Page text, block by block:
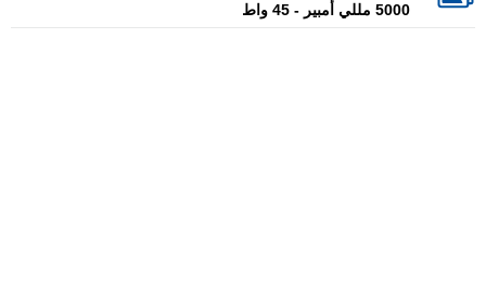
5000 مللي أمبير - 45 واط